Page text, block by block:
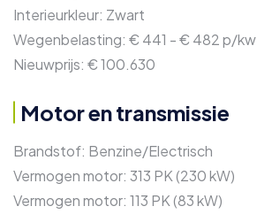
Interieurkleur: Zwart
Wegenbelasting: € 441 - € 482 p/kw
Nieuwprijs: € 100.630
Motor en transmissie
Brandstof: Benzine/Electrisch
Vermogen motor: 313 PK (230 kW)
Vermogen motor: 113 PK (83 kW)